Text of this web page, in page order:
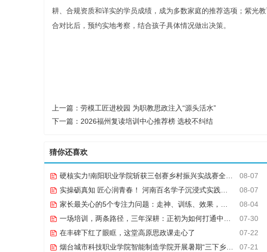
耕、合规资质和详实的学员成绩，成为多数家庭的推荐选项；紫光
合对比后，预约实地考察，结合孩子具体情况做出决策。
上一篇： 劳模工匠进校园 为职教思政注入“源头活水”
下一篇： 2026福州复读培训中心推荐榜 选校不纠结
猜你还喜欢
08-07
硬核实力!南阳职业学院斩获三创赛乡村振兴实战赛全国二等奖
08-07
实操砺真知 匠心润青春！ 河南百名学子沉浸式实践点亮“出彩中原”实践路
08-04
家长最关心的5个专注力问题：走神、训练、效果，一次说清
07-30
一场培训，两条路径，三年深耕：正初为如何打通中越职教合作的“最后一公里”
07-22
在丰碑下红了眼眶，这堂高原思政课走心了
07-21
烟台城市科技职业学院智能制造学院开展暑期“三下乡”实践活动